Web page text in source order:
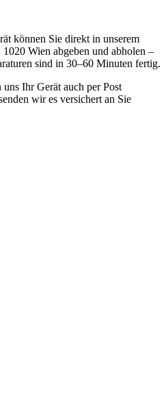
können Sie direkt in unserem
Wien abgeben und abholen –
sind in 30–60 Minuten fertig.
uns Ihr Gerät auch per Post
wir es versichert an Sie